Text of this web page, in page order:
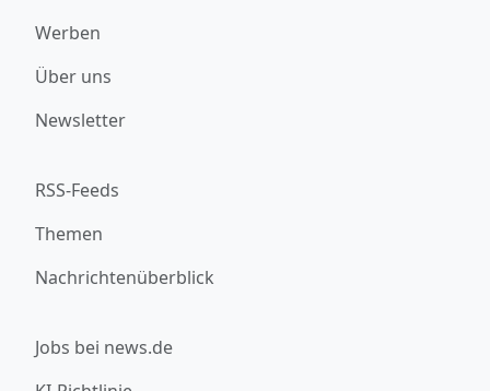
Werben
Über uns
Newsletter
RSS-Feeds
Themen
Nachrichtenüberblick
Jobs bei news.de